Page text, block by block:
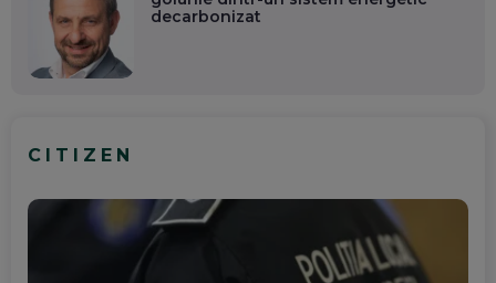
decarbonizat
CITIZEN